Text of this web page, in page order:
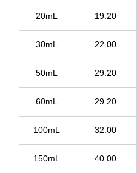
20mL 19.20
30mL 22.00
50mL 29.20
60mL 29.20
100mL 32.00
150mL 40.00